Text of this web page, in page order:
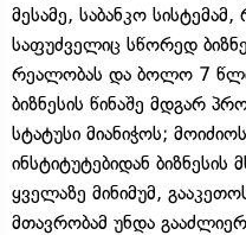
მესამე, საბანკო
საფუძველიც სწორედ
რეალობას და ბოლო 7
ბიზნესის წინაშე მდგარ
სტატუსი მიანიჭოს;
ინსტიტუტებიდან
ყველაზე მინიმუმ,
მთავრობამ უნდა